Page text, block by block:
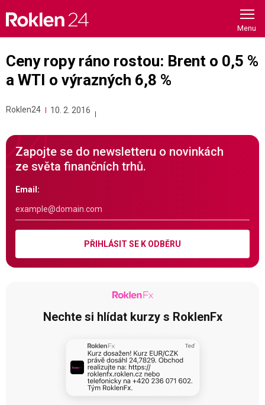
content
Ceny ropy ráno rostou: Brent o 0,5 %
a WTI o výrazných 6,8 %
Roklen24 10. 2. 2016
Zapojte se do newsletteru o novinkách
ze světa finančních trhů.
Email:
PŘIHLÁSIT SE K ODBĚRU
Nechte si hlídat kurzy s RoklenFx